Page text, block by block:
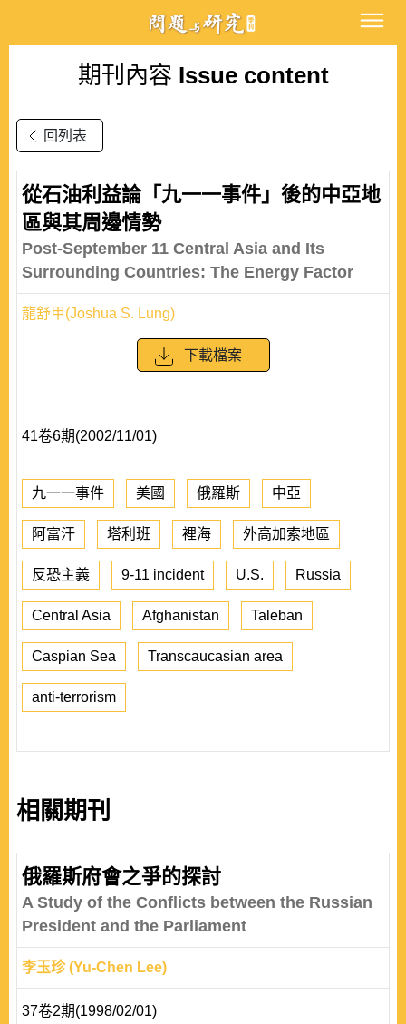
期刊內容 Issue content
回列表
從石油利益論「九一一事件」後的中亞地
區與其周邊情勢
Post-September 11 Central Asia and Its
Surrounding Countries: The Energy Factor
龍舒甲(Joshua S. Lung)
下載檔案
41卷6期(2002/11/01)
九一一事件 美國 俄羅斯 中亞
阿富汗 塔利班 裡海 外高加索地區
反恐主義 9-11 incident U.S. Russia
Central Asia Afghanistan Taleban
Caspian Sea Transcaucasian area
anti-terrorism
相關期刊
俄羅斯府會之爭的探討
A Study of the Conflicts between the Russian
President and the Parliament
李玉珍 (Yu-Chen Lee)
37卷2期(1998/02/01)